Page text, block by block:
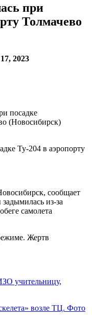
при
Толмачево
2023
посадке
(Новосибирск)
сообщает
из-за
самолета
Жертв
учительницу,
возле ТЦ. Фото